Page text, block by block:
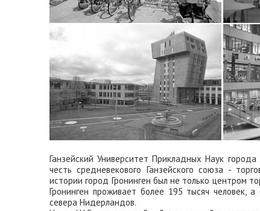
Ганзейский Университет Прикладных Наук
честь средневекового Ганзейского союза -
истории город Гронинген был не только центром
Гронинген проживает более 195 тысяч человек,
севера Нидерландов.